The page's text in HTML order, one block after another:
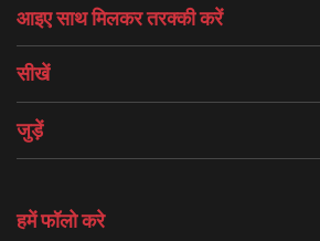
आइए साथ मिलकर तरक्की करें
सीखें
जुड़ें
हमें फॉलो करे